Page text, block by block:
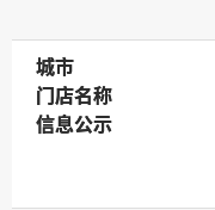
城市
城市
门店名称
门店名称
信息公示
信息公示